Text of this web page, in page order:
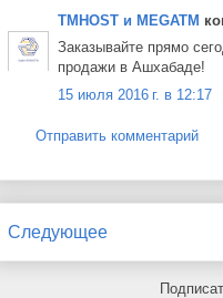
TMHOST и MEGATM
Заказывайте прямо
продажи в Ашхабаде!
15 июля 2016 г. в 12:17
Отправить комментарий
Следующее